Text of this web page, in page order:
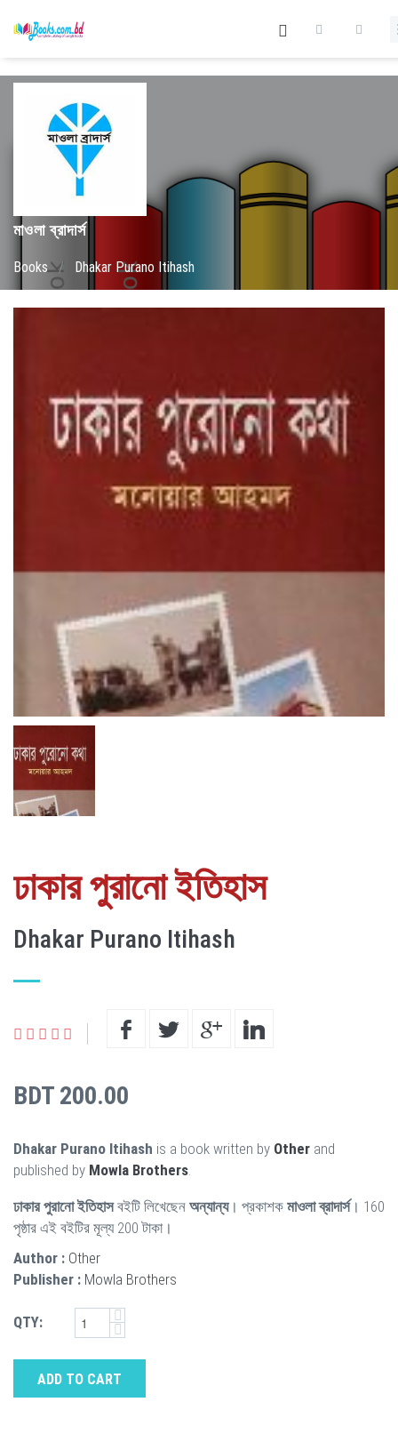
মাওলা ব্রাদার্স
Books / Dhakar Purano Itihash
ঢাকার পুরানো ইতিহাস
Dhakar Purano Itihash
BDT 200.00
Dhakar Purano Itihash is a book written by Other and
published by Mowla Brothers
ঢাকার পুরানো ইতিহাসবইটি লিখেছেন অন্যান্য। প্রকাশক মাওলা ব্রাদার্স। 160
পৃষ্ঠার এই বইটির মূল্য 200 টাকা।
Author : Other
Publisher : Mowla Brothers
QTY:
ADD TO CART